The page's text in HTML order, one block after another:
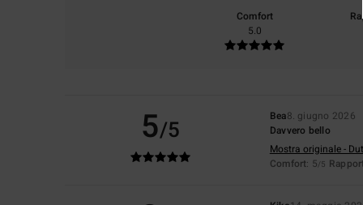
Comfort
5.0
5/5 Bea8. giugno 2026
Davvero bello
Mostra originale -
Comfort: 5/5